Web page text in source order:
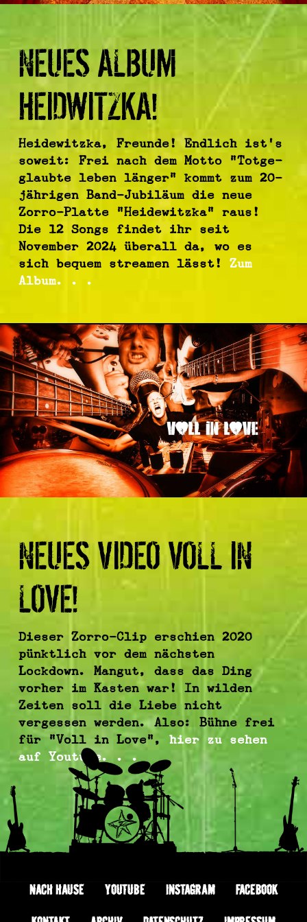
NEUES ALBUM
HEIDWITZKA!
Heidewitzka, Freunde! Endlich ist’s
soweit: Frei nach dem Motto “Totge­
glaubte leben länger” kommt zum 20-
jährigen Band-Jubi­läum die neue
Zorro-Platte “Heide­witzka” raus!
Die 12 Songs findet ihr seit
November 2024 überall da, wo es
sich bequem streamen lässt! Zum
Album. . .
NEUES VIDEO VOLL IN
LOVE!
Dieser Zorro-Clip erschien 2020
pünktlich vor dem nächsten
Lockdown. Mangut, dass das Ding
vorher im Kasten war! In wilden
Zeiten soll die Liebe nicht
vergessen werden. Also: Bühne frei
für “Voll in Love”, hier zu sehen
auf Youtube. . .
NACH HAUSE YOUTUBE INSTAGRAM FACEBOOK